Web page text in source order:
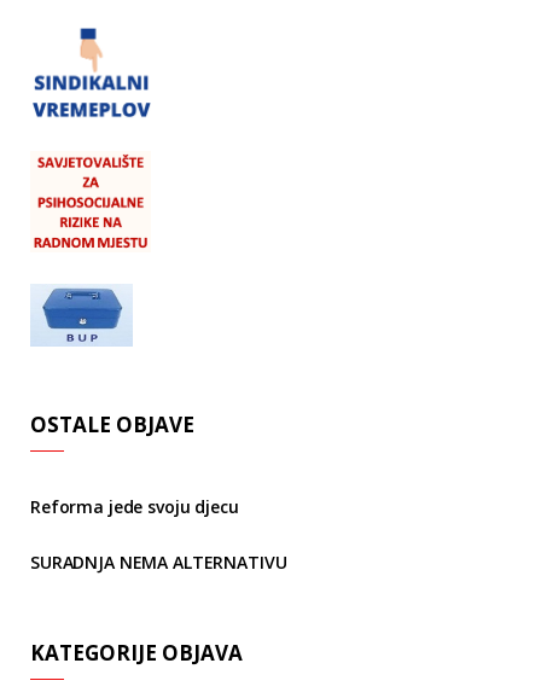
OSTALE OBJAVE
Reforma jede svoju djecu
SURADNJA NEMA ALTERNATIVU
KATEGORIJE OBJAVA